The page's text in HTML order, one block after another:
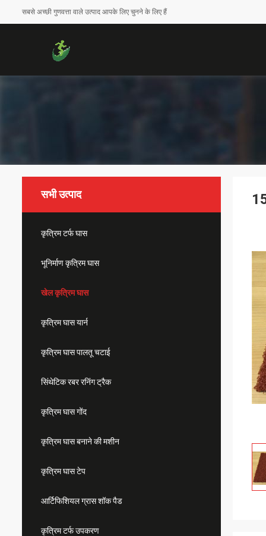
सबसे अच्छी गुणवत्ता वाले उत्पाद आपके लिए चुनने के लिए हैं
सभी उत्पाद
कृत्रिम टर्फ घास
भूनिर्माण कृत्रिम घास
खेल कृत्रिम घास
कृत्रिम घास यार्न
कृत्रिम घास पालतू चटाई
सिंथेटिक रबर रनिंग ट्रैक
कृत्रिम घास गोंद
कृत्रिम घास बनाने की मशीन
कृत्रिम घास टेप
आर्टिफिशियल ग्रास शॉक पैड
कृत्रिम टर्फ उपकरण